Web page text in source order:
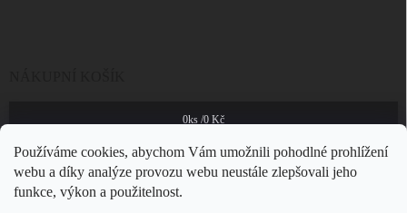
Používáme cookies, abychom Vám umožnili pohodlné prohlížení
webu a díky analýze provozu webu neustále zlepšovali jeho
funkce, výkon a použitelnost.
0ks /0 Kč